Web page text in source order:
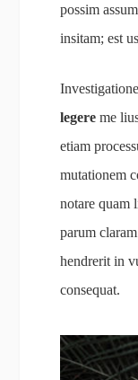
possim
insitam; est
legere me
etiam
mutationem
notare quam
parum
hendrerit in
consequat.